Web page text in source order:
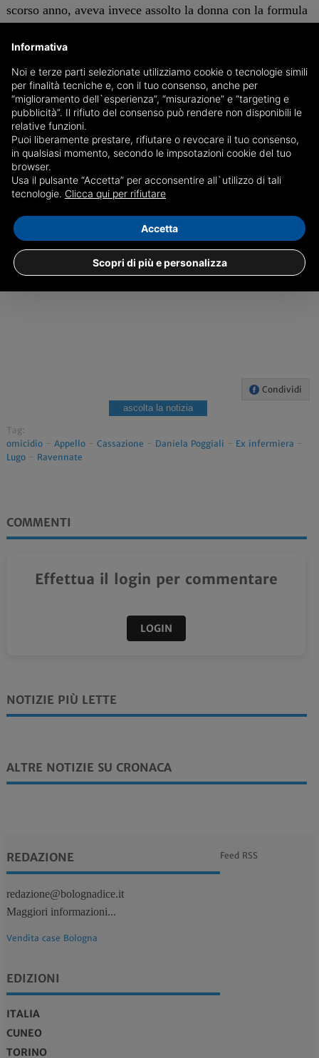
scorso anno, aveva invece assolto la donna con la formula
favorevole. Nell'udienza, celebrata martedì, il pg aveva
chiesto di accogliere il ricorso.
c.s.
BOLOGNA
Condividi
ascolta la notizia
Tag:
omicidio- Appello- Cassazione - Daniela Poggiali - Ex infermiera -
Lugo- Ravennate
COMMENTI
Effettua il login per commentare
LOGIN
NOTIZIE PIÙ LETTE
ALTRE NOTIZIE SU CRONACA
REDAZIONE
redazione@bolognadice.it
Maggiori informazioni...
Vendita case Bologna
EDIZIONI
ITALIA
CUNEO
TORINO
Feed RSS
Informativa
Noi e terze parti selezionate utilizziamo cookie o tecnologie simili
per finalità tecniche e, con il tuo consenso, anche per
“miglioramento dell`esperienza”, “misurazione” e “targeting e
pubblicità”. Il rifiuto del consenso può rendere non disponibili le
relative funzioni.
Puoi liberamente prestare, rifiutare o revocare il tuo consenso,
in qualsiasi momento, secondo le impsotazioni cookie del tuo
browser.
Usa il pulsante “Accetta” per acconsentire all`utilizzo di tali
tecnologie. Clicca qui per rifiutare
Scopri di più e personalizza
Accetta